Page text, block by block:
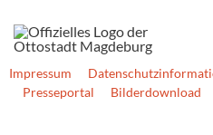
Impressum
Presseportal
Bilderdownload